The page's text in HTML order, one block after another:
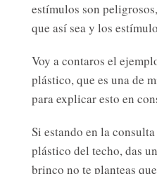
estímulos son
que así sea y los
Voy a contaros el
plástico, que es una de
para explicar esto en
Si estando en la
plástico del techo, das
brinco no te planteas